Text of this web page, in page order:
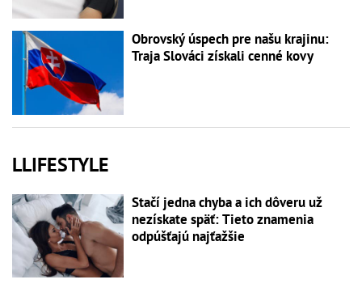
Obrovský úspech pre našu krajinu:
Traja Slováci získali cenné kovy
LLIFESTYLE
Stačí jedna chyba a ich dôveru už
nezískate späť: Tieto znamenia
odpúšťajú najťažšie